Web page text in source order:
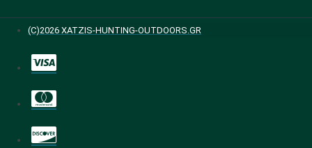
(C)2026 XATZIS-HUNTING-OUTDOORS.GR